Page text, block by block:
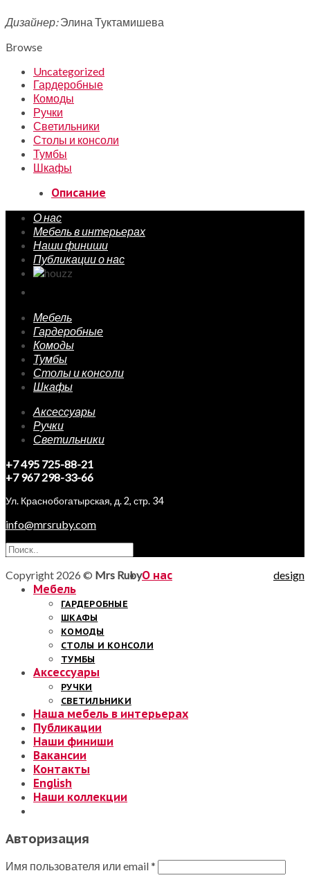
Дизайнер:Элина Туктамишева
Browse
Uncategorized
Гардеробные
Комоды
Ручки
Светильники
Столы и консоли
Тумбы
Шкафы
Описание
О нас
Мебель в интерьерах
Наши финиши
Публикации о нас
Мебель
Гардеробные
Комоды
Тумбы
Столы и консоли
Шкафы
Аксессуары
Ручки
Светильники
+7 495 725-88-21
+7 967 298-33-66
Ул. Краснобогатырская, д. 2, стр. 34
info@mrsruby.com
design
Copyright 2026 © Mrs RubyО нас
Мебель
ГАРДЕРОБНЫЕ
ШКАФЫ
КОМОДЫ
СТОЛЫ И КОНСОЛИ
ТУМБЫ
Аксессуары
РУЧКИ
СВЕТИЛЬНИКИ
Наша мебель в интерьерах
Публикации
Наши финиши
Вакансии
Контакты
English
Наши коллекции
Авторизация
Имя пользователя или email*